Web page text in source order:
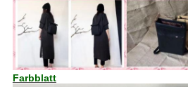
Farbblatt